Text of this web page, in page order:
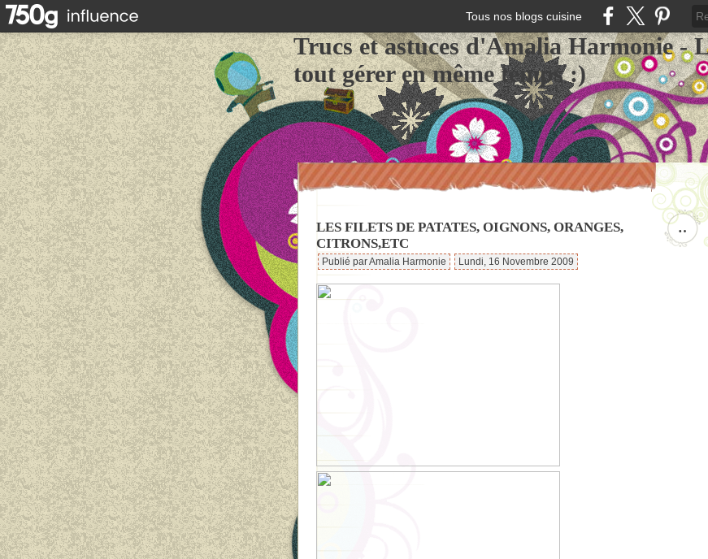
Tous nos blogs cuisine
Trucs et astuces d'Amalia Harmonie -
tout gérer en même temps :)
…
LES FILETS DE PATATES, OIGNONS, ORANGES,
CITRONS,ETC
Publié par Amalia Harmonie Lundi, 16 Novembre 2009